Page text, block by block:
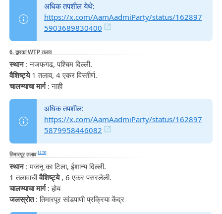
अधिक तपशील येथे:
https://x.com/AamAadmiParty/status/162897
5903689830400
6. द्वारका WTP तलाव
स्थान: नजफगढ, पश्चिम दिल्ली.
वैशिष्ट्ये1 तलाव, 4 एकर विस्तीर्ण.
चालण्याचा मार्ग: नाही
अधिक तपशील:
https://x.com/AamAadmiParty/status/162897
5879958446082
तिमारपूर तलाव[८:२]
स्थान: मजनू का टिला, ईशान्य दिल्ली.
1 तलावाचीवैशिष्ट्ये, 6 एकर पसरलेली.
चालण्याचा मार्ग: होय
जलस्रोत: तिमारपूर सांडपाणी प्रक्रिया केंद्र